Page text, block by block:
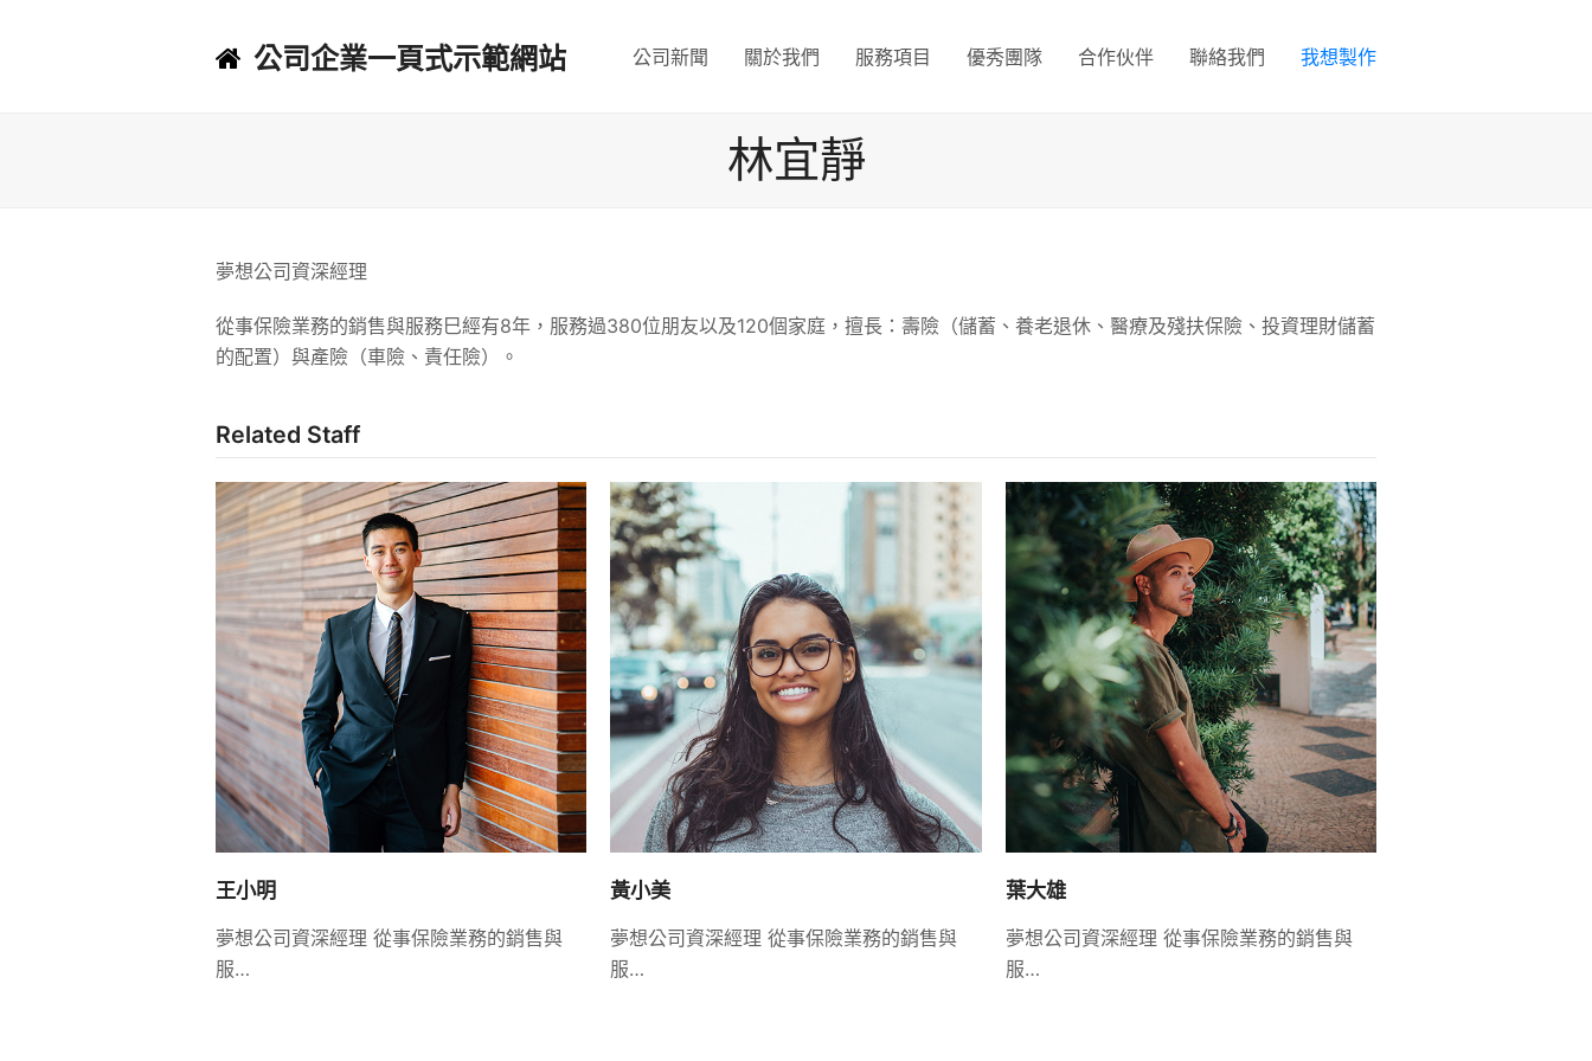
公司企業一頁式示範網站 公司新聞 關於我們 服務項目 優秀團隊 合作伙伴 聯絡我們 我想製作
林宜靜
夢想公司資深經理
從事保險業務的銷售與服務巳經有8年，服務過380位朋友以及120個家庭，擅長：壽險（儲蓄、養老退休、醫療及殘扶保險、投資理財儲蓄
的配置）與產險（車險、責任險）。
Related Staff
王小明
夢想公司資深經理 從事保險業務的銷售與
服…
黃小美
夢想公司資深經理 從事保險業務的銷售與
服…
葉大雄
夢想公司資深經理 從事保險業務的銷售與
服…